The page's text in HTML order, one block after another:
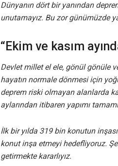
Dünyanın dört bir yanından
unutamayız. Bu zor günümüzde
“Ekim ve kasım
Devlet millet el ele, gönül gönüle
hayatın normale dönmesi için
deprem riski olmayan alanlarda
aylarından itibaren yapımı
İlk bir yılda 319 bin konutun
konut inşa etmeyi hedefliyoruz.
getirmekte kararlıyız.